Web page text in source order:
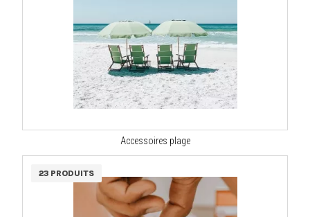
Accessoires plage
23 PRODUITS